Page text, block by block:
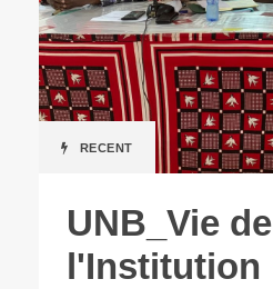
RECENT
UNB_Vie de
l'Institution